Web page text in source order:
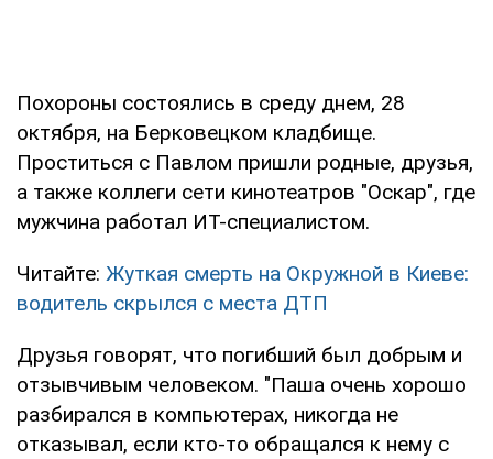
Похороны состоялись в среду днем, 28
октября, на Берковецком кладбище.
Проститься с Павлом пришли родные, друзья,
а также коллеги сети кинотеатров "Оскар", где
мужчина работал ИТ-специалистом.
Читайте: Жуткая смерть на Окружной в Киеве:
водитель скрылся с места ДТП
Друзья говорят, что погибший был добрым и
отзывчивым человеком. "Паша очень хорошо
разбирался в компьютерах, никогда не
отказывал, если кто-то обращался к нему с